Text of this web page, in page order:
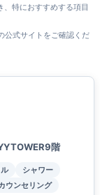
特におすすめする項目
公式サイトをご確認くだ
階
シャワー
ウンセリング